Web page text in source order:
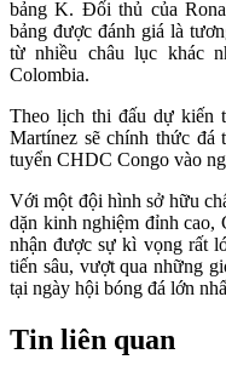
bảng K. Đối thủ của
bảng được đánh giá là
từ nhiều châu lục khác
Colombia.
Theo lịch thi đấu dự kiến
Martínez sẽ chính thức đá
tuyển CHDC Congo vào
Với một đội hình sở hữu
dặn kinh nghiệm đỉnh cao,
nhận được sự kì vọng rất
tiến sâu, vượt qua những
tại ngày hội bóng đá lớn
Tin liên quan